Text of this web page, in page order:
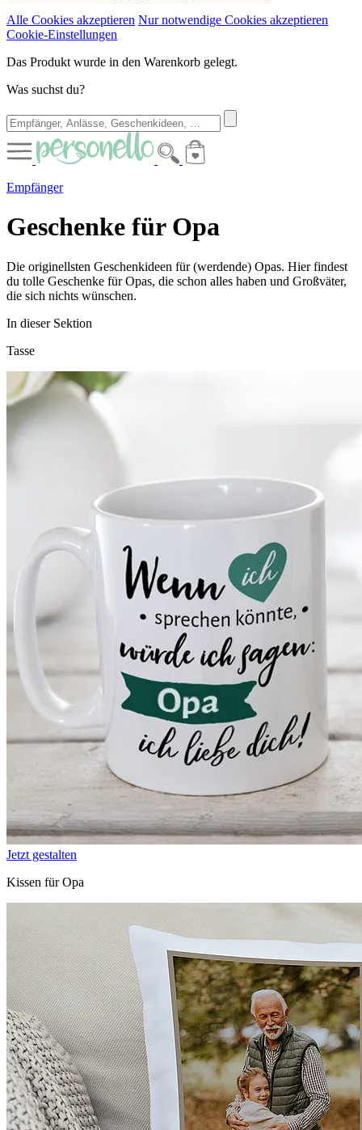
Alle Cookies akzeptieren Nur notwendige Cookies akzeptieren
Cookie-Einstellungen
Das Produkt wurde in den Warenkorb gelegt.
Was suchst du?
Empfänger
Geschenke für Opa
Die originellsten Geschenkideen für (werdende) Opas. Hier findest
du tolle Geschenke für Opas, die schon alles haben und Großväter,
die sich nichts wünschen.
In dieser Sektion
Tasse
Jetzt gestalten
Kissen für Opa